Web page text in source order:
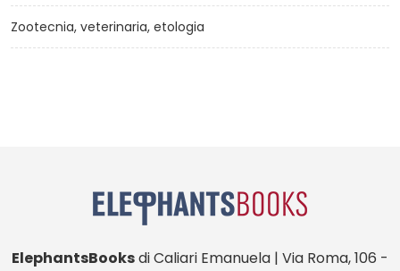
Zootecnia, veterinaria, etologia
ElephantsBooksdi Caliari Emanuela | Via Roma, 106 -